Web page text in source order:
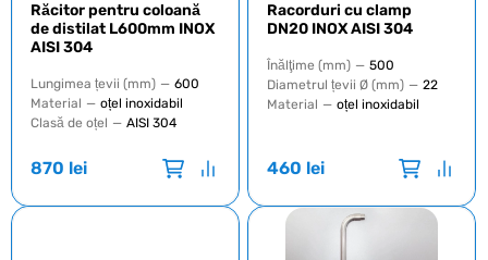
Răcitor pentru coloană
de distilat L600mm INOX
AISI 304
Lungimea țevii (mm) — 600
Material — oțel inoxidabil
Clasă de oțel — AISI 304
870 lei
Racorduri cu clamp
DN20 INOX AISI 304
Înălţime (mm) — 500
Diametrul țevii Ø (mm) — 22
Material — oțel inoxidabil
460 lei